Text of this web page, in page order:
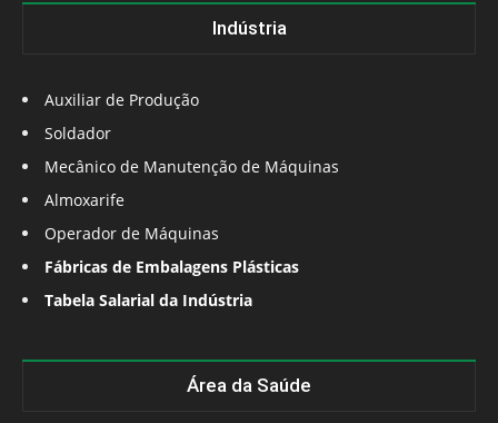
Indústria
Auxiliar de Produção
Soldador
Mecânico de Manutenção de Máquinas
Almoxarife
Operador de Máquinas
Fábricas de Embalagens Plásticas
Tabela Salarial da Indústria
Área da Saúde